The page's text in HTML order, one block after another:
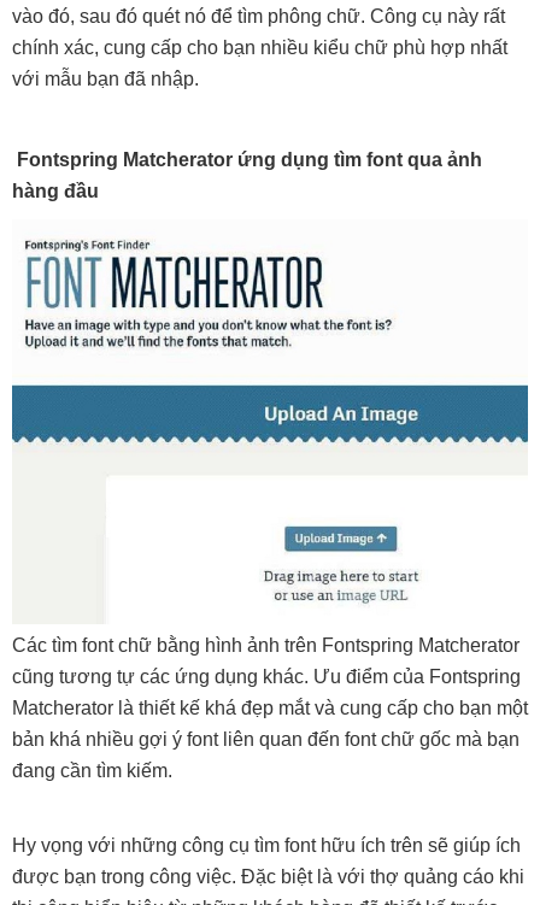
vào đó, sau đó quét nó để tìm phông chữ. Công cụ này rất
chính xác, cung cấp cho bạn nhiều kiểu chữ phù hợp nhất
với mẫu bạn đã nhập.
Fontspring Matcherator ứng dụng tìm font qua ảnh
hàng đầu
Các tìm font chữ bằng hình ảnh trên Fontspring Matcherator
cũng tương tự các ứng dụng khác. Ưu điểm của Fontspring
Matcherator là thiết kế khá đẹp mắt và cung cấp cho bạn một
bản khá nhiều gợi ý font liên quan đến font chữ gốc mà bạn
đang cần tìm kiếm.
Hy vọng với những công cụ tìm font hữu ích trên sẽ giúp ích
được bạn trong công việc. Đặc biệt là với thợ quảng cáo khi